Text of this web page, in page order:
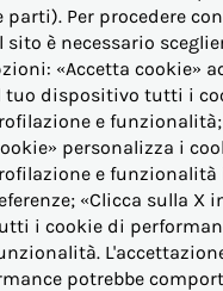
Per procedere
sito è necessario
«Accetta cookie»
tuo dispositivo tutti i
e funzionalità;
personalizza i
e funzionalità
«Clicca sulla X
i cookie di
potrebbe